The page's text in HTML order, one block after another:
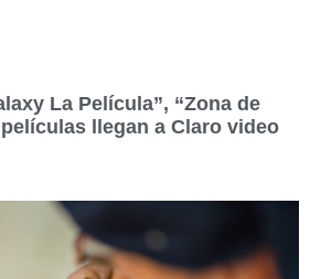
La Película”, “Zona de
llegan a Claro video